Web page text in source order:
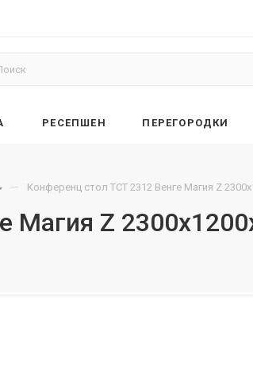
РЕСЕПШЕН ПЕРЕГОРОДКИ
— Конференц стол TCT 2312 Венге Магия Z
Магия Z